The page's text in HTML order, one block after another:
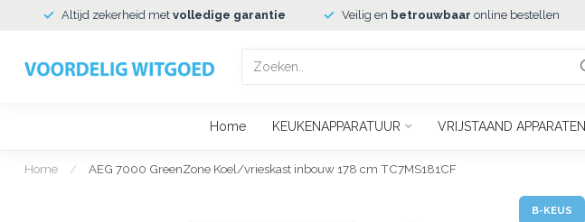
Altijd zekerheid met volledige garantie Veilig en betrouwbaar online bestellen
Home KEUKENAPPARATUUR VRIJSTAAND APPARATEN
Home / AEG 7000 GreenZone Koel/vrieskast inbouw 178 cm TC7MS181CF
B-KEUS